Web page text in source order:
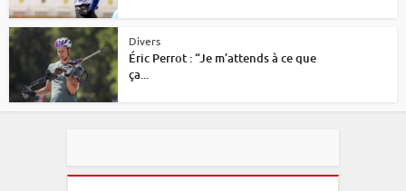
Divers
Éric Perrot : “Je m’attends à ce que
ça...